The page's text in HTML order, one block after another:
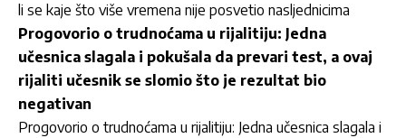
li se kaje što više vremena nije posvetio nasljednicima
Progovorio o trudnoćama u rijalitiju: Jedna
učesnica slagala i pokušala da prevari test, a ovaj
rijaliti učesnik se slomio što je rezultat bio
negativan
Progovorio o trudnoćama u rijalitiju: Jedna učesnica slagala i